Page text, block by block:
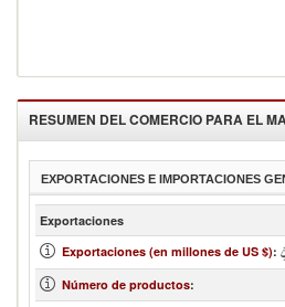
RESUMEN DEL COMERCIO PARA EL
EXPORTACIONES E IMPORTACIONES
Exportaciones
Exportaciones (en millones de US $):
Número de productos: